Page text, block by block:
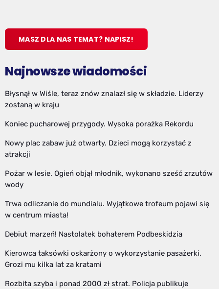
MASZ DLA NAS TEMAT? NAPISZ!
Najnowsze wiadomości
Błysnął w Wiśle, teraz znów znalazł się w składzie. Liderzy
zostaną w kraju
Koniec pucharowej przygody. Wysoka porażka Rekordu
Nowy plac zabaw już otwarty. Dzieci mogą korzystać z
atrakcji
Pożar w lesie. Ogień objął młodnik, wykonano sześć zrzutów
wody
Trwa odliczanie do mundialu. Wyjątkowe trofeum pojawi się
w centrum miasta!
Debiut marzeń! Nastolatek bohaterem Podbeskidzia
Kierowca taksówki oskarżony o wykorzystanie pasażerki.
Grozi mu kilka lat za kratami
Rozbita szyba i ponad 2000 zł strat. Policja publikuje